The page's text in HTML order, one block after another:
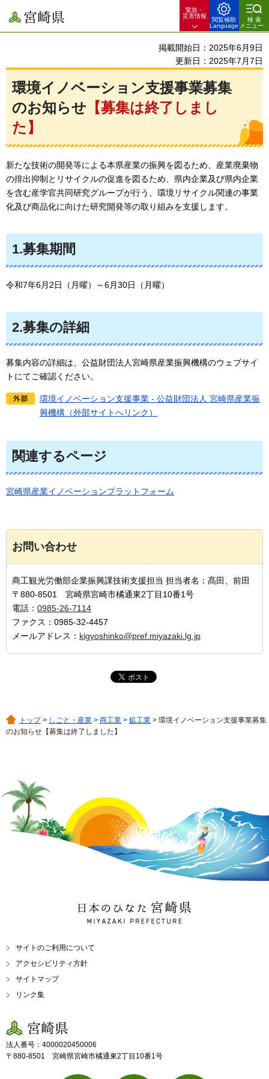
宮崎県
緊急・
災害情報
閲覧補助
Language
検索
メニュー
掲載開始日：2025年6月9日
更新日：2025年7月7日
環境イノベーション支援事業募集
のお知らせ 【募集は終了しまし
た】
新たな技術の開発等による本県産業の振興を図るため、産業廃棄物
の排出抑制とリサイクルの促進を図るため、県内企業及び県内企業
を含む産学官共同研究グループが行う、環境リサイクル関連の事業
化及び商品化に向けた研究開発等の取り組みを支援します。
1.募集期間
令和7年6月2日（月曜）～6月30日（月曜）
2.募集の詳細
募集内容の詳細は、公益財団法人宮崎県産業振興機構のウェブサイ
トにてご確認ください。
環境イノベーション支援事業 - 公益財団法人 宮崎県産業振
興機構（外部サイトへリンク）
関連するページ
宮崎県産業イノベーションプラットフォーム
お問い合わせ
商工観光労働部企業振興課技術支援担当 担当者名：髙田、前田
〒880-8501 宮崎県宮崎市橘通東2丁目10番1号
電話： 0985-26-7114
ファクス：0985-32-4457
メールアドレス： kigyoshinko@pref.miyazaki.lg.jp
トップ> しごと・産業 > 商工業 > 鉱工業 > 環境イノベーション支援事業募集
のお知らせ【募集は終了しました】
日本のひなた 宮崎県
MIYAZAKI PREFECTURE
サイトのご利用について
アクセシビリティ方針
サイトマップ
リンク集
宮崎県
法人番号：4000020450006
〒880-8501 宮崎県宮崎市橘通東2丁目10番1号